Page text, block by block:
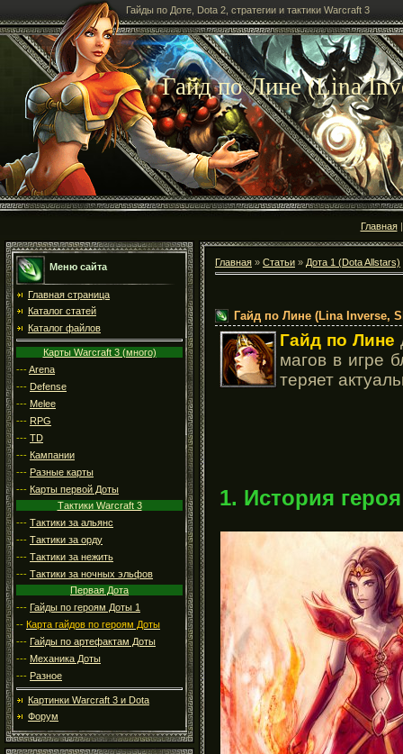
Гайды по Доте, Dota 2, стратегии и тактики Warcraft 3
Гайд по Лине (Lina
Главная
Меню сайта
Главная страница
Каталог статей
Каталог файлов
Карты Warcraft 3 (много)
---Arena
--- Defense
--- Melee
--- RPG
--- TD
--- Кампании
--- Разные карты
--- Карты первой Доты
Тактики Warcraft 3
--- Тактики за альянс
--- Тактики за орду
--- Тактики за нежить
--- Тактики за ночных эльфов
Первая Дота
--- Гайды по героям Доты 1
-- Карта гайдов по героям Доты
--- Гайды по артефактам Доты
--- Механика Доты
--- Разное
Картинки Warcraft 3 и Dota
Форум
Главная » Статьи » Дота 1 (Dota Allstars)
Гайд по Лине (Lina Inverse,
Гайд по Лине
магов в игре
теряет
1. История героя